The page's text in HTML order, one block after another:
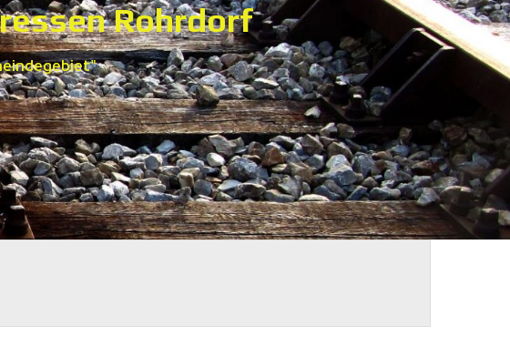
Rohrdorf